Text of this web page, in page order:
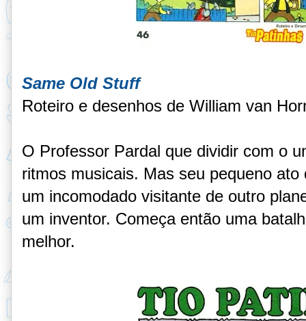
Same Old Stuff
Roteiro e desenhos de William van
O Professor Pardal que dividir com o
ritmos musicais. Mas seu pequeno
um incomodado visitante de outro
um inventor. Começa então uma
melhor.